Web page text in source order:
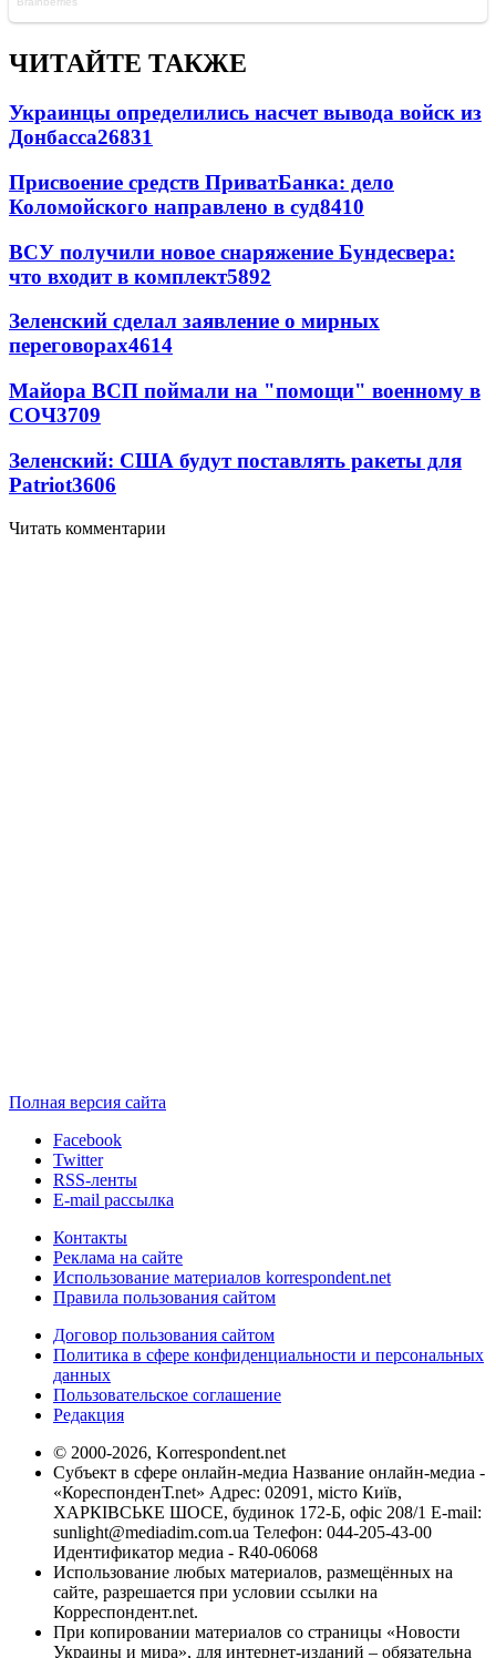
ЧИТАЙТЕ ТАКЖЕ
Украинцы определились насчет вывода войск из
Донбасса26831
Присвоение средств ПриватБанка: дело
Коломойского направлено в суд8410
ВСУ получили новое снаряжение Бундесвера:
что входит в комплект5892
Зеленский сделал заявление о мирных
переговорах4614
Майора ВСП поймали на "помощи" военному в
СОЧ3709
Зеленский: США будут поставлять ракеты для
Patriot3606
Читать комментарии
Полная версия сайта
Facebook
Twitter
RSS-ленты
E-mail рассылка
Контакты
Реклама на сайте
Использование материалов korrespondent.net
Правила пользования сайтом
Договор пользования сайтом
Политика в сфере конфиденциальности и персональных
данных
Пользовательское соглашение
Редакция
© 2000-2026, Korrespondent.net
Субъект в сфере онлайн-медиа Название онлайн-медиа -
«КореспонденТ.net» Адрес: 02091, місто Київ,
ХАРКІВСЬКЕ ШОСЕ, будинок 172-Б, офіс 208/1 E-mail:
sunlight@mediadim.com.ua Телефон: 044-205-43-00
Идентификатор медиа - R40-06068
Использование любых материалов, размещённых на
сайте, разрешается при условии ссылки на
Корреспондент.net.
При копировании материалов со страницы «Новости
Украины и мира», для интернет-изданий – обязательна